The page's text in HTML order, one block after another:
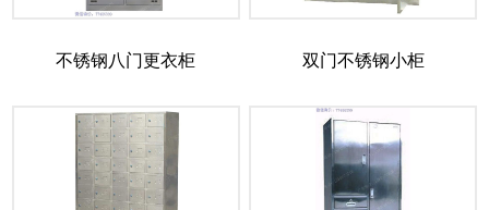
不锈钢八门更衣柜 双门不锈钢小柜